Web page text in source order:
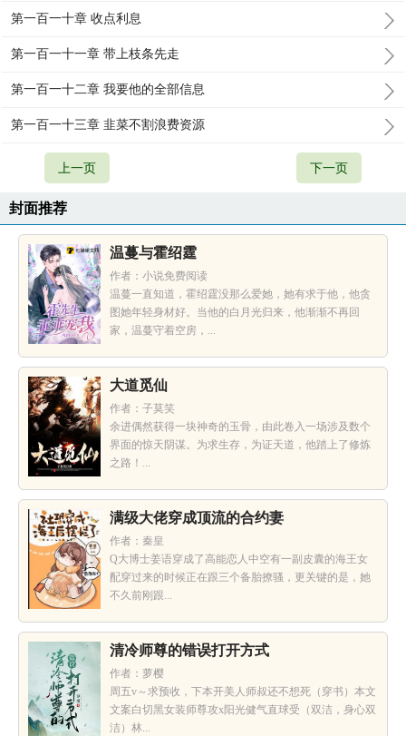
第一百一十章 收点利息
第一百一十一章 带上枝条先走
第一百一十二章 我要他的全部信息
第一百一十三章 韭菜不割浪费资源
上一页 下一页
封面推荐
温蔓与霍绍霆
作者：小说免费阅读
温蔓一直知道，霍绍霆没那么爱她，她有求于他，他贪
图她年轻身材好。当他的白月光归来，他渐渐不再回
家，温蔓守着空房，...
大道觅仙
作者：子莫笑
余进偶然获得一块神奇的玉骨，由此卷入一场涉及数个
界面的惊天阴谋。为求生存，为证天道，他踏上了修炼
之路！...
满级大佬穿成顶流的合约妻
作者：秦皇
Q大博士姜语穿成了高能恋人中空有一副皮囊的海王女
配穿过来的时候正在跟三个备胎撩骚，更关键的是，她
不久前刚跟...
清冷师尊的错误打开方式
作者：萝樱
周五v～求预收，下本开美人师叔还不想死（穿书）本文
文案白切黑女装师尊攻x阳光健气直球受（双洁，身心双
洁）林...